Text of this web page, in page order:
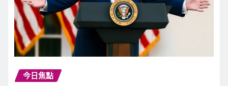
今日焦點